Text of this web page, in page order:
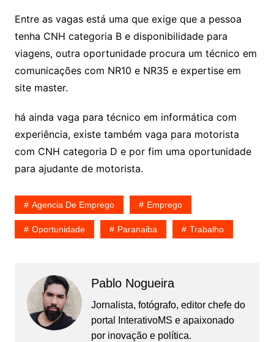
Entre as vagas está uma que exige que a pessoa
tenha CNH categoria B e disponibilidade para
viagens, outra oportunidade procura um técnico em
comunicações com NR10 e NR35 e expertise em
site master.
há ainda vaga para técnico em informática com
experiência, existe também vaga para motorista
com CNH categoria D e por fim uma oportunidade
para ajudante de motorista.
Agencia De Emprego Emprego
Oportunidade Paranaiba Trabalho
Pablo Nogueira
Jornalista, fotógrafo, editor chefe do
portal InterativoMS e apaixonado
por inovação e política.